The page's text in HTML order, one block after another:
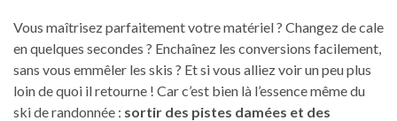
Vous maîtrisez parfaitement votre matériel ? Changez de cale
en quelques secondes ? Enchaînez les conversions facilement,
sans vous emmêler les skis ? Et si vous alliez voir un peu plus
loin de quoi il retourne ! Car c’est bien là l’essence même du
ski de randonnée : sortir des pistes damées et des